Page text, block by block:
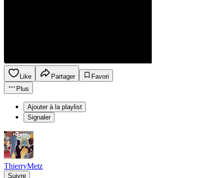
Like Partager
Favori
Plus
Ajouter à la playlist
Signaler
ThierryMetz
Suivre